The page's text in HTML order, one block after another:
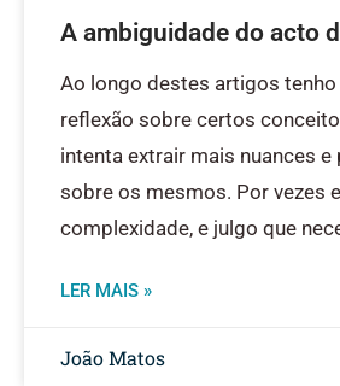
A ambiguidade do acto
Ao longo destes artigos
reflexão sobre certos
intenta extrair mais nuances e
sobre os mesmos. Por vezes
complexidade, e julgo que
LER MAIS »
João Matos